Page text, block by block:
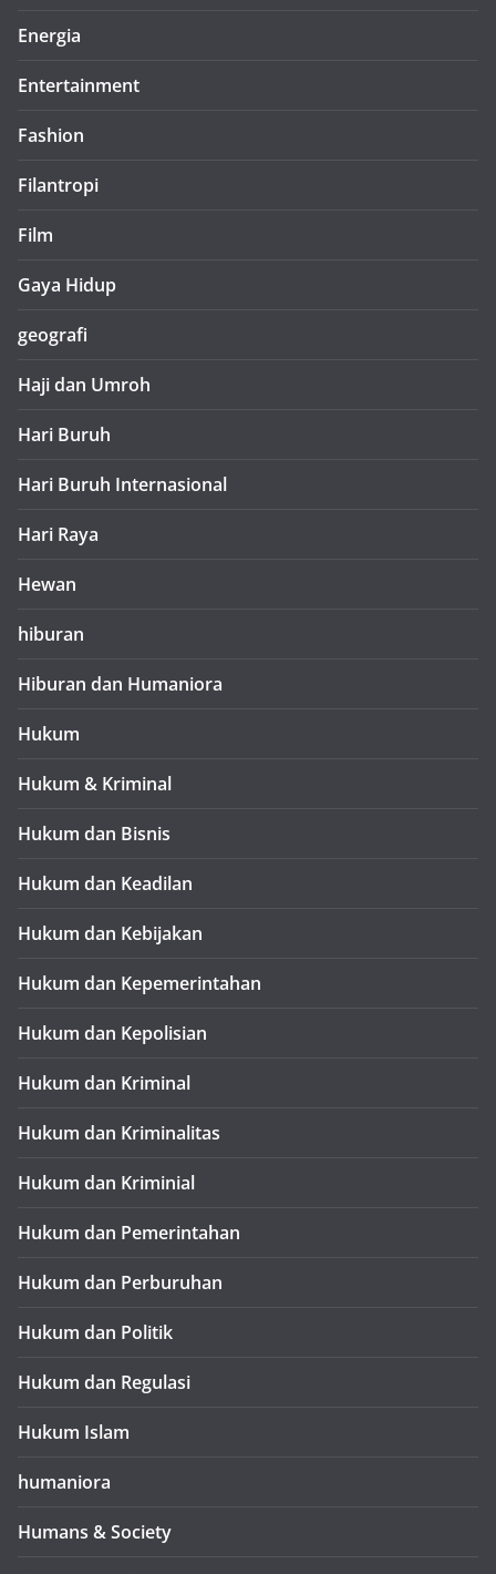
Energia
Entertainment
Fashion
Filantropi
Film
Gaya Hidup
geografi
Haji dan Umroh
Hari Buruh
Hari Buruh Internasional
Hari Raya
Hewan
hiburan
Hiburan dan Humaniora
Hukum
Hukum & Kriminal
Hukum dan Bisnis
Hukum dan Keadilan
Hukum dan Kebijakan
Hukum dan Kepemerintahan
Hukum dan Kepolisian
Hukum dan Kriminal
Hukum dan Kriminalitas
Hukum dan Kriminial
Hukum dan Pemerintahan
Hukum dan Perburuhan
Hukum dan Politik
Hukum dan Regulasi
Hukum Islam
humaniora
Humans & Society